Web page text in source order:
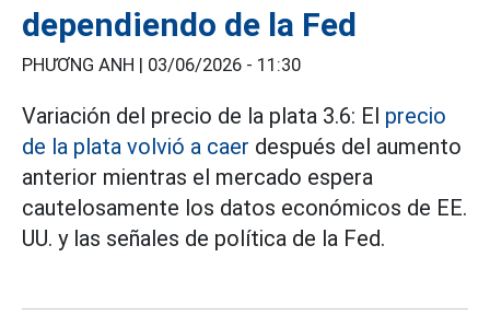
dependiendo de la Fed
PHƯƠNG ANH | 03/06/2026 - 11:30
Variación del precio de la plata 3.6: El precio
de la plata volvió a caer después del aumento
anterior mientras el mercado espera
cautelosamente los datos económicos de EE.
UU. y las señales de política de la Fed.